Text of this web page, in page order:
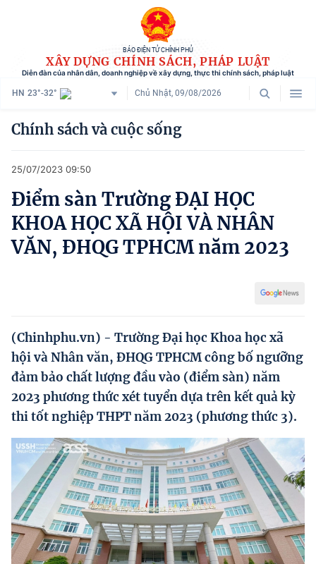
BÁO ĐIỆN TỬ CHÍNH PHỦ
XÂY DỰNG CHÍNH SÁCH, PHÁP LUẬT
Diễn đàn của nhân dân, doanh nghiệp về xây dựng, thực thi chính sách, pháp luật
HN 23°-32° Chủ Nhật, 09/08/2026
Danh mục
Tham vấn chính sách
Người dân góp ý
Phát triển kinh tế tư nhân và doanh nghiệp dân tộc
Ocop và chuỗi giá trị Nông sản
Kinh tế tư nhân
Doanh nghiệp dân tộc
Khác
Video
Photo
Chính sách và cuộc sống
25/07/2023 09:50
Điểm sàn Trường ĐẠI HỌC
KHOA HỌC XÃ HỘI VÀ NHÂN
VĂN, ĐHQG TPHCM năm 2023
(Chinhphu.vn) - Trường Đại học Khoa học xã
hội và Nhân văn, ĐHQG TPHCM công bố ngưỡng
đảm bảo chất lượng đầu vào (điểm sàn) năm
2023 phương thức xét tuyển dựa trên kết quả kỳ
thi tốt nghiệp THPT năm 2023 (phương thức 3).